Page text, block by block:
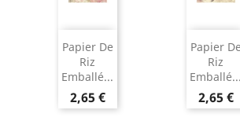
Papier De
Riz
Emballé...
2,65 €
Papier
Riz
Emballé...
2,65 €